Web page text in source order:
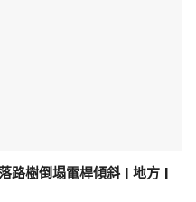
路樹倒塌電桿傾斜 | 地方 |